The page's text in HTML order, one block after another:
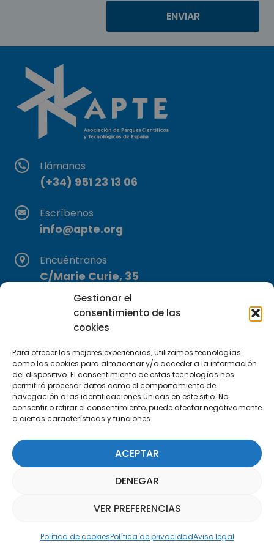
Gestionar el
consentimiento de las
cookies
Para ofrecer las mejores experiencias, utilizamos tecnologías
como las cookies para almacenar y/o acceder a la información
del dispositivo. El consentimiento de estas tecnologías nos
permitirá procesar datos como el comportamiento de
navegación o las identificaciones únicas en este sitio. No
consentir o retirar el consentimiento, puede afectar negativamente
a ciertas características y funciones.
ACEPTAR
DENEGAR
VER PREFERENCIAS
Política de cookiesPolítica de privacidadAviso legal
Llámanos
(+34) 951 23 13 06
Escríbenos
info@apte.org
Encuéntranos
C/Marie Curie, 35
29590 Campanillas, Málaga
Suscríbete a nuestra Newsletter
SUSCRÍBETE AQUÍ